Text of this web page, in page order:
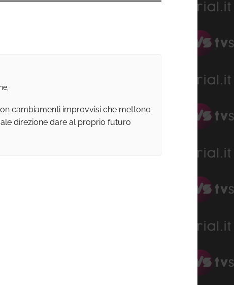
cambiamenti improvvisi che mettono
direzione dare al proprio futuro